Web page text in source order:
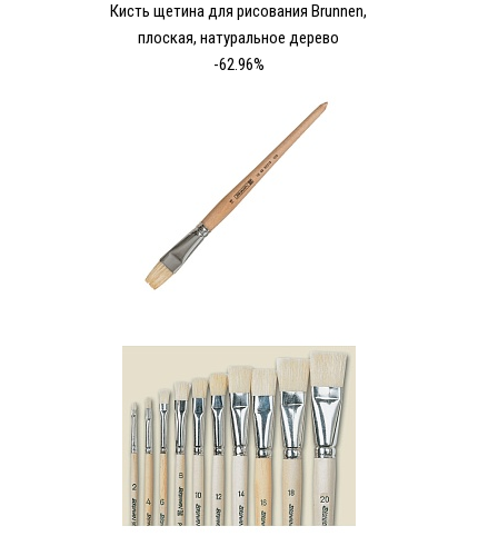
Кисть щетина для рисования Brunnen,
плоская, натуральное дерево
-62.96%